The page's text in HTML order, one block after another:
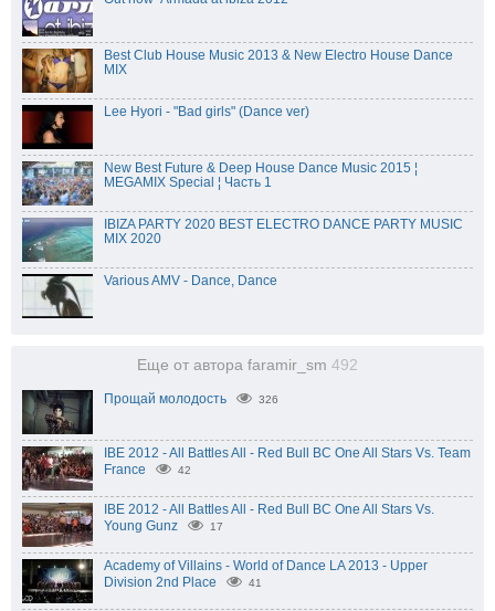
Best Club House Music 2013 & New Electro House Dance
MIX
Lee Hyori - "Bad girls" (Dance ver)
New Best Future & Deep House Dance Music 2015 ¦
MEGAMIX Special ¦ Часть 1
IBIZA PARTY 2020 BEST ELECTRO DANCE PARTY MUSIC
MIX 2020
Various AMV - Dance, Dance
Еще от автора faramir_sm 492
Прощай молодость 326
IBE 2012 - All Battles All - Red Bull BC One All Stars Vs. Team
France
42
IBE 2012 - All Battles All - Red Bull BC One All Stars Vs.
Young Gunz
17
Academy of Villains - World of Dance LA 2013 - Upper
Division 2nd Place
41